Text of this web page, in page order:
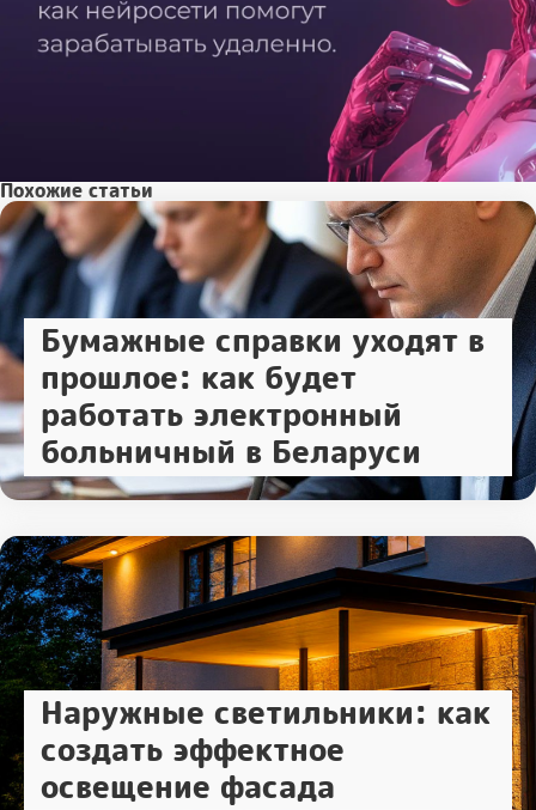
Похожие статьи
Бумажные справки уходят в
прошлое: как будет
работать электронный
больничный в Беларуси
Наружные светильники: как
создать эффектное
освещение фасада